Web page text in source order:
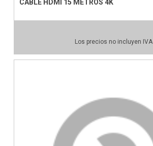
CABLE HDMI 15 METROS 4K
Los precios no incluyen IVA